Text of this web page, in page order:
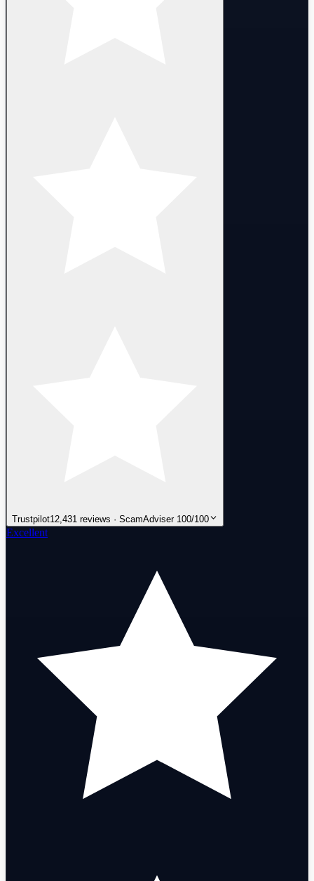
Trustpilot12,431 reviews · ScamAdviser 100/100
Excellent